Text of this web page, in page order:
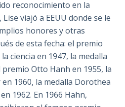
reconocimiento en la
viajó a EEUU donde se le
honores y otras
de esta fecha: el premio
ciencia en 1947, la medalla
premio Otto Hanh en 1955, la
1960, la medalla Dorothea
1962. En 1966 Hahn,